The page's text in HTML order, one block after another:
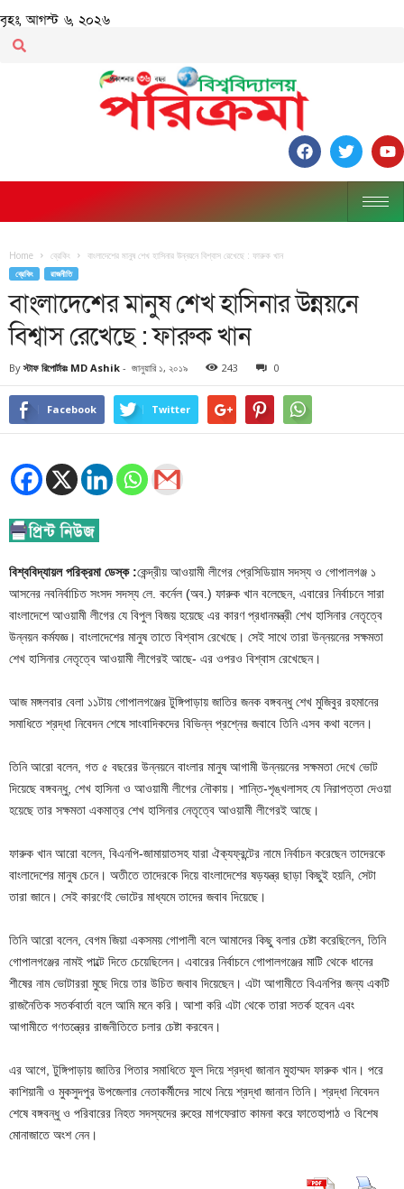
বৃহঃ, আগস্ট ৬, ২০২৬
Home ব্রেকিং বাংলাদেশের মানুষ শেখ হাসিনার উন্নয়নে বিশ্বাস রেখেছে : ফারুক খান
ব্রেকিং রাজনীতি
বাংলাদেশের মানুষ শেখ হাসিনার উন্নয়নে
বিশ্বাস রেখেছে : ফারুক খান
By স্টাফ রিপোর্টারঃ MD Ashik - জানুয়ারি ১, ২০১৯ 243 0
Facebook Twitter
বিশ্ববিদ্যায়ল পরিক্রমা ডেস্ক :কেন্দ্রীয় আওয়ামী লীগের প্রেসিডিয়াম সদস্য ও গোপালগঞ্জ ১
আসনের নবনির্বাচিত সংসদ সদস্য লে. কর্নেল (অব.) ফারুক খান বলেছেন, এবারের নির্বাচনে সারা
বাংলাদেশে আওয়ামী লীগের যে বিপুল বিজয় হয়েছে এর কারণ প্রধানমন্ত্রী শেখ হাসিনার নেতৃত্বে
উন্নয়ন কর্মযজ্ঞ। বাংলাদেশের মানুষ তাতে বিশ্বাস রেখেছে। সেই সাথে তারা উন্নয়নের সক্ষমতা
শেখ হাসিনার নেতৃত্বে আওয়ামী লীগেরই আছে- এর ওপরও বিশ্বাস রেখেছেন।
আজ মঙ্গলবার বেলা ১১টায় গোপালগঞ্জের টুঙ্গিপাড়ায় জাতির জনক বঙ্গবন্ধু শেখ মুজিবুর রহমানের
সমাধিতে শ্রদ্ধা নিবেদন শেষে সাংবাদিকদের বিভিন্ন প্রশ্নের জবাবে তিনি এসব কথা বলেন।
তিনি আরো বলেন, গত ৫ বছরের উন্নয়নে বাংলার মানুষ আগামী উন্নয়নের সক্ষমতা দেখে ভোট
দিয়েছে বঙ্গবন্ধু, শেখ হাসিনা ও আওয়ামী লীগের নৌকায়। শান্তি-শৃঙ্খলাসহ যে নিরাপত্তা দেওয়া
হয়েছে তার সক্ষমতা একমাত্র শেখ হাসিনার নেতৃত্বে আওয়ামী লীগেরই আছে।
ফারুক খান আরো বলেন, বিএনপি-জামায়াতসহ যারা ঐক্যফ্রন্টের নামে নির্বাচন করেছেন তাদেরকে
বাংলাদেশের মানুষ চেনে। অতীতে তাদেরকে দিয়ে বাংলাদেশের ষড়যন্ত্র ছাড়া কিছুই হয়নি, সেটা
তারা জানে। সেই কারণেই ভোটের মাধ্যমে তাদের জবাব দিয়েছে।
তিনি আরো বলেন, বেগম জিয়া একসময় গোপালী বলে আমাদের কিছু বলার চেষ্টা করেছিলেন, তিনি
গোপালগঞ্জের নামই পাল্টে দিতে চেয়েছিলেন। এবারের নির্বাচনে গোপালগঞ্জের মাটি থেকে ধানের
শীষের নাম ভোটাররা মুছে দিয়ে তার উচিত জবাব দিয়েছেন। এটা আগামীতে বিএনপির জন্য একটি
রাজনৈতিক সতর্কবার্তা বলে আমি মনে করি। আশা করি এটা থেকে তারা সতর্ক হবেন এবং
আগামীতে গণতন্ত্রের রাজনীতিতে চলার চেষ্টা করবেন।
এর আগে, টুঙ্গিপাড়ায় জাতির পিতার সমাধিতে ফুল দিয়ে শ্রদ্ধা জানান মুহাম্মদ ফারুক খান। পরে
কাশিয়ানী ও মুকসুদপুর উপজেলার নেতাকর্মীদের সাথে নিয়ে শ্রদ্ধা জানান তিনি। শ্রদ্ধা নিবেদন
শেষে বঙ্গবন্ধু ও পরিবারের নিহত সদস্যদের রুহের মাগফেরাত কামনা করে ফাতেহাপাঠ ও বিশেষ
মোনাজাতে অংশ নেন।